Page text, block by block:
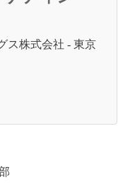
ス株式会社 - 東京